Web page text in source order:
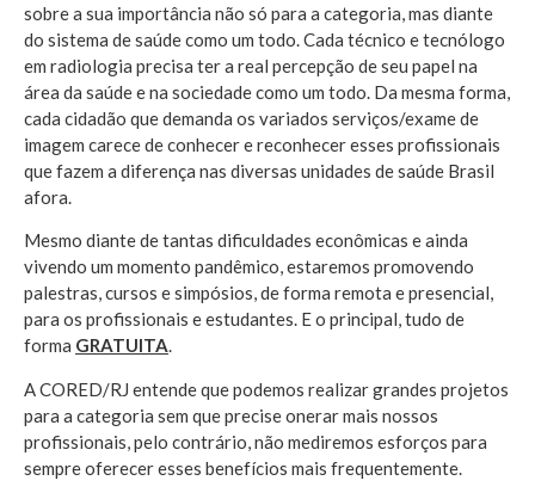
sobre a sua importância não só para a categoria, mas diante
do sistema de saúde como um todo. Cada técnico e tecnólogo
em radiologia precisa ter a real percepção de seu papel na
área da saúde e na sociedade como um todo. Da mesma forma,
cada cidadão que demanda os variados serviços/exame de
imagem carece de conhecer e reconhecer esses profissionais
que fazem a diferença nas diversas unidades de saúde Brasil
afora.
Mesmo diante de tantas dificuldades econômicas e ainda
vivendo um momento pandêmico, estaremos promovendo
palestras, cursos e simpósios, de forma remota e presencial,
para os profissionais e estudantes. E o principal, tudo de
forma GRATUITA.
A CORED/RJ entende que podemos realizar grandes projetos
para a categoria sem que precise onerar mais nossos
profissionais, pelo contrário, não mediremos esforços para
sempre oferecer esses benefícios mais frequentemente.